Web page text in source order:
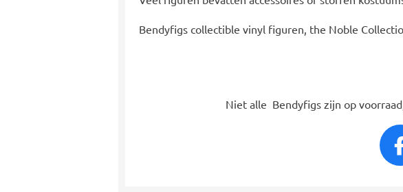
Bendyfigs collectible vinyl figuren, the Noble
Niet alle Bendyfigs zijn op